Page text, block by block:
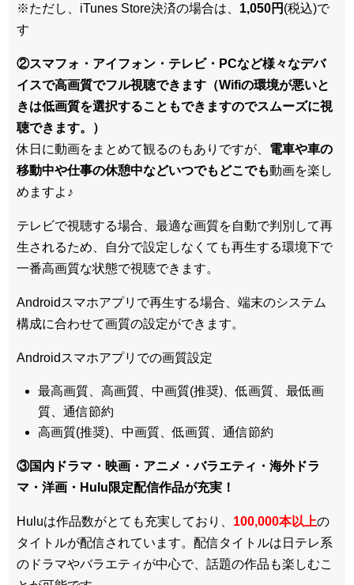
※ただし、iTunes Store決済の場合は、 1,050円 (税込)で
す
②スマフォ・アイフォン・テレビ・PCなど様々なデバ
イスで高画質でフル視聴できます（Wifiの環境が悪いと
きは低画質を選択することもできますのでスムーズに視
聴できます。）
休日に動画をまとめて観るのもありですが、 電車や車の
移動中や仕事の休憩中などいつでもどこでも動画を楽し
めますよ♪
テレビで視聴する場合、最適な画質を自動で判別して再
生されるため、
自分で設定しなくても再生する環境下で
一番高画質な状態で視聴できます。
Androidスマホアプリで再生する場合、端末のシステム
構成に合わせて画質の設定ができます。
Androidスマホアプリでの画質設定
最高画質、高画質、中画質(推奨)、低画質、最低画
質、通信節約
高画質(推奨)、中画質、低画質、通信節約
③国内ドラマ・映画・アニメ・バラエティ・ 海外ドラ
マ・洋画・Hulu限定配信作品が充実！
Huluは作品数がとても充実しており、 100,000本以上の
タイトルが配信されています。配信タイトルは 日テレ系
のドラマやバラエティが中心で、話題の作品も楽しむこ